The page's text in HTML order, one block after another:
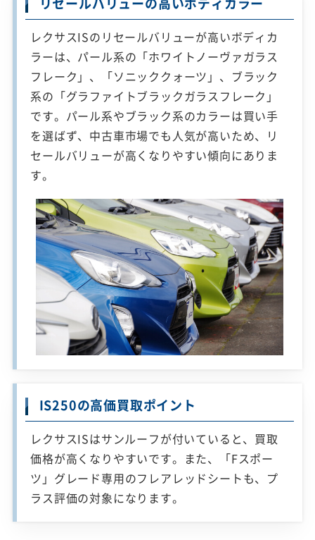
レクサスISのリセールバリューが高いボディカ
ラーは、パール系の「ホワイトノーヴァガラス
フレーク」、「ソニッククォーツ」、ブラック
系の「グラファイトブラックガラスフレーク」
です。パール系やブラック系のカラーは買い手
を選ばず、中古車市場でも人気が高いため、リ
セールバリューが高くなりやすい傾向にありま
す。
IS250の高価買取ポイント
レクサスISはサンルーフが付いていると、買取
価格が高くなりやすいです。また、「Fスポー
ツ」グレード専用のフレアレッドシートも、プ
ラス評価の対象になります。